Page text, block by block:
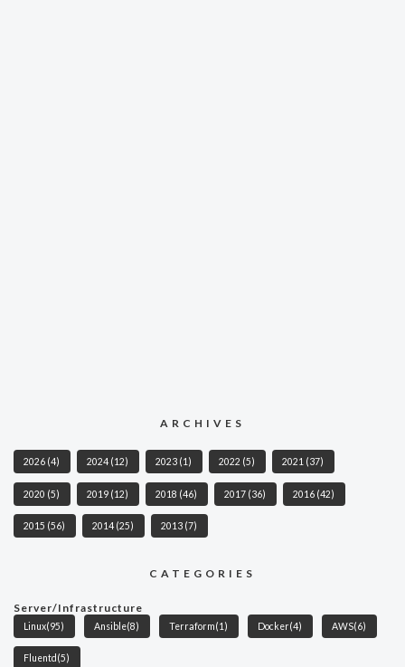
ARCHIVES
2026 (4) 2024 (12) 2023 (1) 2022 (5) 2021 (37)
2020 (5) 2019 (12) 2018 (46) 2017 (36) 2016 (42)
2015 (56) 2014 (25) 2013 (7)
CATEGORIES
Server/Infrastructure
Linux(95) Ansible(8) Terraform(1) Docker(4) AWS(6)
Fluentd (5)